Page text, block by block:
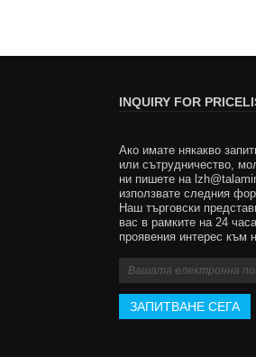
INQUIRY FOR
Ако имате някакво
или сътрудничество,
ни пишете на
използвате следния
Наш търговски
вас в рамките на 24
проявения интерес към
Fujian Tai
участва в
повече от десет
термични
BOPP, PET, CPP,